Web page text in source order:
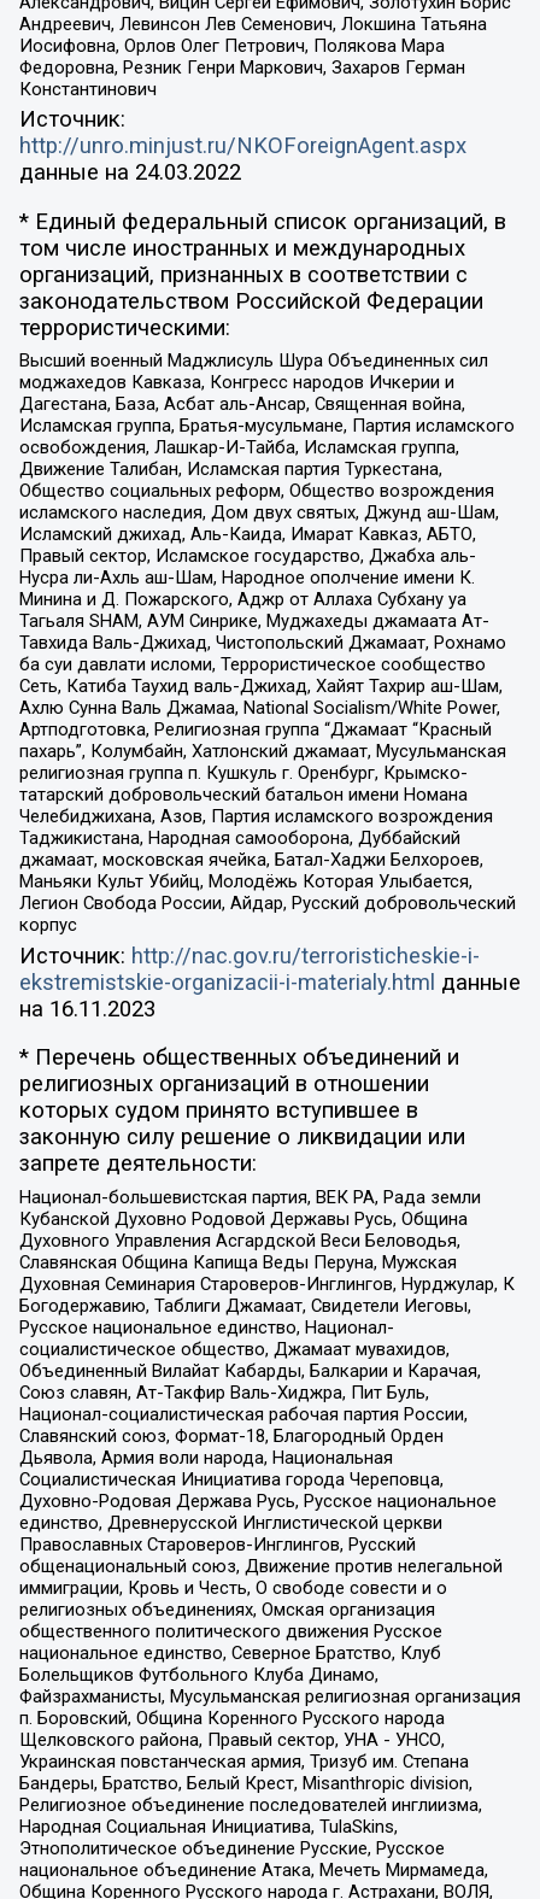
Андреевич, Левинсон Лев Семенович, Локшина Татьяна
Иосифовна, Орлов Олег Петрович, Полякова Мара
Федоровна, Резник Генри Маркович, Захаров Герман
Константинович
Источник:
http://unro.minjust.ru/NKOForeignAgent.aspx
данные на 24.03.2022
* Единый федеральный список организаций, в
том числе иностранных и международных
организаций, признанных в соответствии с
законодательством Российской Федерации
террористическими:
Высший военный Маджлисуль Шура Объединенных сил
моджахедов Кавказа, Конгресс народов Ичкерии и
Дагестана, База, Асбат аль-Ансар, Священная война,
Исламская группа, Братья-мусульмане, Партия исламского
освобождения, Лашкар-И-Тайба, Исламская группа,
Движение Талибан, Исламская партия Туркестана,
Общество социальных реформ, Общество возрождения
исламского наследия, Дом двух святых, Джунд аш-Шам,
Исламский джихад, Аль-Каида, Имарат Кавказ, АБТО,
Правый сектор, Исламское государство, Джабха аль-
Нусра ли-Ахль аш-Шам, Народное ополчение имени К.
Минина и Д. Пожарского, Аджр от Аллаха Субхану уа
Тагьаля SHAM, АУМ Синрике, Муджахеды джамаата Ат-
Тавхида Валь-Джихад, Чистопольский Джамаат, Рохнамо
ба суи давлати исломи, Террористическое сообщество
Сеть, Катиба Таухид валь-Джихад, Хайят Тахрир аш-Шам,
Ахлю Сунна Валь Джамаа, National Socialism/White Power,
Артподготовка, Религиозная группа “Джамаат “Красный
пахарь”, Колумбайн, Хатлонский джамаат, Мусульманская
религиозная группа п. Кушкуль г. Оренбург, Крымско-
татарский добровольческий батальон имени Номана
Челебиджихана, Азов, Партия исламского возрождения
Таджикистана, Народная самооборона, Дуббайский
джамаат, московская ячейка, Батал-Хаджи Белхороев,
Маньяки Культ Убийц, Молодёжь Которая Улыбается,
Легион Свобода России, Айдар, Русский добровольческий
корпус
Источник: http://nac.gov.ru/terroristicheskie-i-
ekstremistskie-organizacii-i-materialy.html данные
на 16.11.2023
* Перечень общественных объединений и
религиозных организаций в отношении
которых судом принято вступившее в
законную силу решение о ликвидации или
запрете деятельности:
Национал-большевистская партия, ВЕК РА, Рада земли
Кубанской Духовно Родовой Державы Русь, Община
Духовного Управления Асгардской Веси Беловодья,
Славянская Община Капища Веды Перуна, Мужская
Духовная Семинария Староверов-Инглингов, Нурджулар, К
Богодержавию, Таблиги Джамаат, Свидетели Иеговы,
Русское национальное единство, Национал-
социалистическое общество, Джамаат мувахидов,
Объединенный Вилайат Кабарды, Балкарии и Карачая,
Союз славян, Ат-Такфир Валь-Хиджра, Пит Буль,
Национал-социалистическая рабочая партия России,
Славянский союз, Формат-18, Благородный Орден
Дьявола, Армия воли народа, Национальная
Социалистическая Инициатива города Череповца,
Духовно-Родовая Держава Русь, Русское национальное
единство, Древнерусской Инглистической церкви
Православных Староверов-Инглингов, Русский
общенациональный союз, Движение против нелегальной
иммиграции, Кровь и Честь, О свободе совести и о
религиозных объединениях, Омская организация
общественного политического движения Русское
национальное единство, Северное Братство, Клуб
Болельщиков Футбольного Клуба Динамо,
Файзрахманисты, Мусульманская религиозная организация
п. Боровский, Община Коренного Русского народа
Щелковского района, Правый сектор, УНА - УНСО,
Украинская повстанческая армия, Тризуб им. Степана
Бандеры, Братство, Белый Крест, Misanthropic division,
Религиозное объединение последователей инглиизма,
Народная Социальная Инициатива, TulaSkins,
Этнополитическое объединение Русские, Русское
национальное объединение Атака, Мечеть Мирмамеда,
Община Коренного Русского народа г. Астрахани, ВОЛЯ,